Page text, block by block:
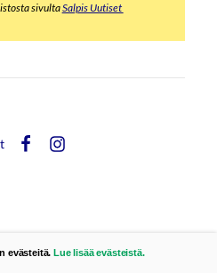
sivultaSalpis Uutiset
evästeitä.Lue lisää evästeistä.